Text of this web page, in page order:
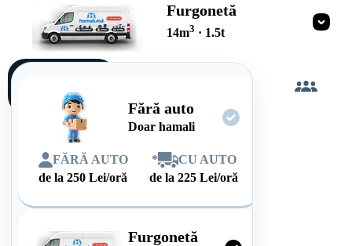
Furgonetă
14m3 · 1.5t
Fără auto
Doar hamali
FĂRĂ AUTO
de la250 Lei/oră
*
CU AUTO
de la225 Lei/oră
Furgonetă
singur